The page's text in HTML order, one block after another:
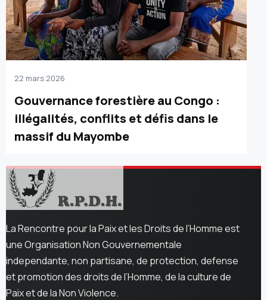
22 mars 2026
Gouvernance forestière au Congo :
illégalités, conflits et défis dans le
massif du Mayombe
La Rencontre pour la Paix et les Droits de l’Homme est
une Organisation Non Gouvernementale
independante, non partisane, de protection, defense
et promotion des droits de l’Homme, de la culture de
Paix et de la Non Violence.